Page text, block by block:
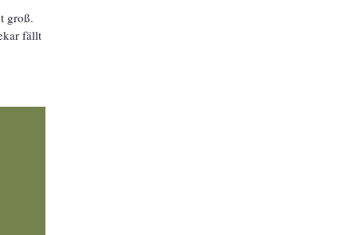
groß.
fällt